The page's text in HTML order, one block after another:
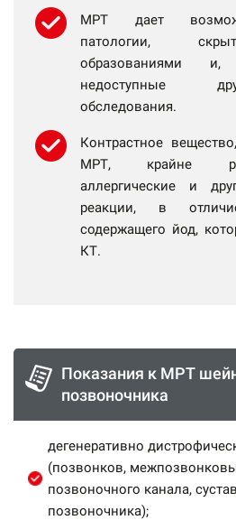
МРТ дает
патологии,
образованиями
недоступные
обследования.
Контрастное
МРТ, крайне
аллергические и
реакции, в
содержащего йод,
КТ.
Показания к МРТ
позвоночника
дегенеративно
(позвонков,
позвоночного канала,
позвоночника);